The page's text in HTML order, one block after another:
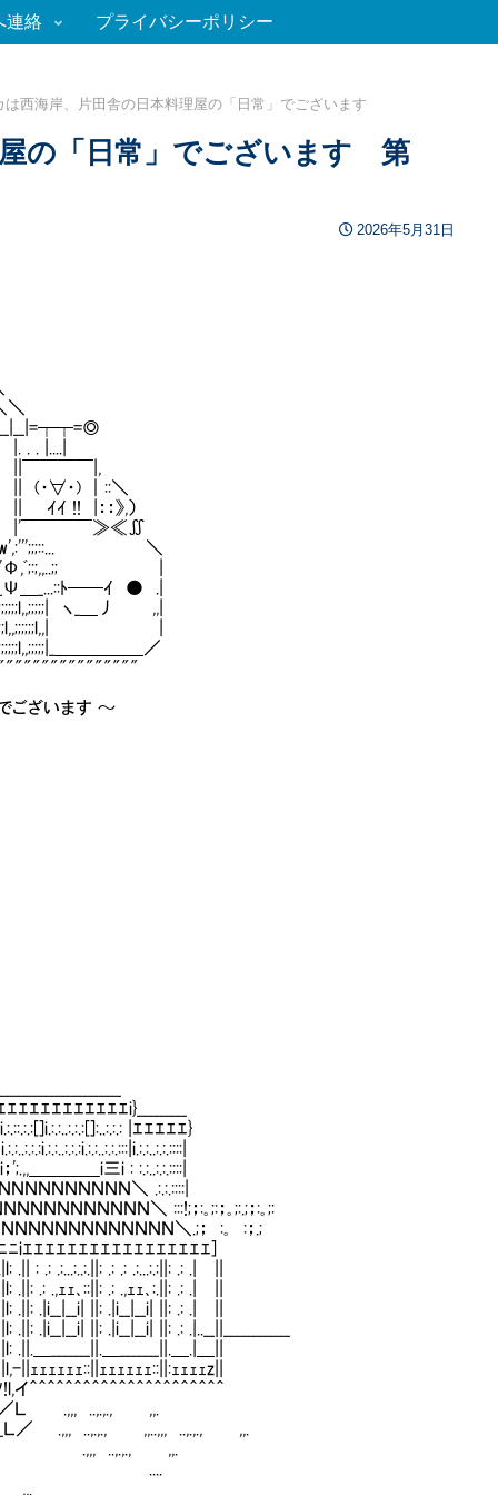
連絡 プライバシーポリシー
は西海岸、片田舎の日本料理屋の「日常」でございます
の「日常」でございます 第
2026年5月31日
. . |....|
￣￣￣|,
∀・) ｜::＼
ｲ !! |：：》,）
￣￣￣￣≫≪∬
＼
ﾞ;:;,,..;; |
＿_...::ﾄ──ｲ ● .|
ヽ_＿丿 ,,|
|
＿＿＿＿＿／
ざいます ～
ｴｴｴｴｴｴｴｴｴｴi}_________
|ｴｴｴｴｴ}
ｲi；';.,,＿＿＿＿i三i : :.:..:.:.::::|
ＮＮＮＮＮＮＮＮＮＮ＼ .:.:.::::|
ＮＮＮＮＮＮＮＮＮＮＮ＼ :::!;；:｡;:；｡;:.;；:｡;:
ＮＮＮＮＮＮＮＮＮＮＮＮＮ＼.;； :｡ :；.;
ﾆﾆﾆﾆiｴｴｴｴｴｴｴｴｴｴｴｴｴｴｴｴｴ]
.|| : .: .:...:..:.||: .: .: .:...:.:||: .: .| ||
.||: .: .,ｪｪ､::||: .: .,ｪｪ､:.||: .: .| ||
.||: .|i__|__i| ||: .|i__|__i| ||: .: .| ||
||: .|i__|__i| ||: .: .|..__||____________
_______||.＿_______||.＿.|＿||
||ｪｪｪｪｪｪ::||ｪｪｪｪｪｪ::||:ｪｪｪｪz||
＾＾＾＾＾＾＾＾＾＾＾＾＾＾＾＾
イ／Ｌ .,,, ..,.,., ,,.
|__Ｌ／ .,,, ..,.,., ,,..,,, ..,.,., ,,.
冖冖 .,,, ..,.,., ,,.
....
,,.